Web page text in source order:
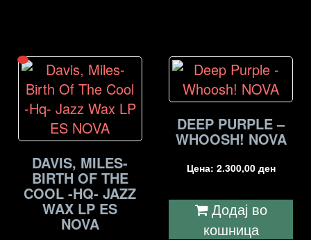
DAVIS, MILES-
BIRTH OF THE
COOL -HQ- JAZZ
WAX LP ES
NOVA
DEEP PURPLE –
WHOOSH! NOVA
Цена: 2.300,00 ден
Додај во
кошница